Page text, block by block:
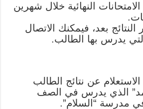
النهائية خلال شهرين
بعد، فيمكنك الاتصال
يدرس بها الطالب.
عن نتائج الطالب
الذي يدرس في الصف
في مدرسة “السلام”.